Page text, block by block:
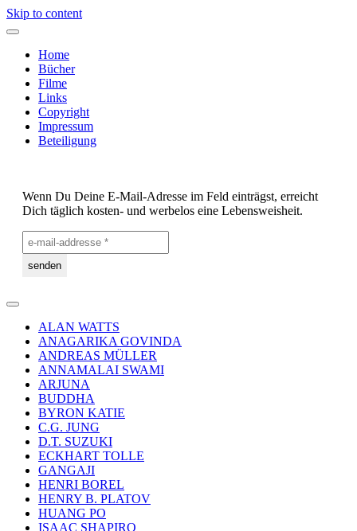
Skip to content
Home
Bücher
Filme
Links
Copyright
Impressum
Beteiligung
Wenn Du Deine E-Mail-Adresse im Feld einträgst, erreicht
Dich täglich kosten- und werbelos eine Lebensweisheit.
ALAN WATTS
ANAGARIKA GOVINDA
ANDREAS MÜLLER
ANNAMALAI SWAMI
ARJUNA
BUDDHA
BYRON KATIE
C.G. JUNG
D.T. SUZUKI
ECKHART TOLLE
GANGAJI
HENRI BOREL
HENRY B. PLATOV
HUANG PO
ISAAC SHAPIRO